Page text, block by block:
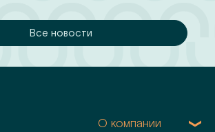
Все новости
О компании